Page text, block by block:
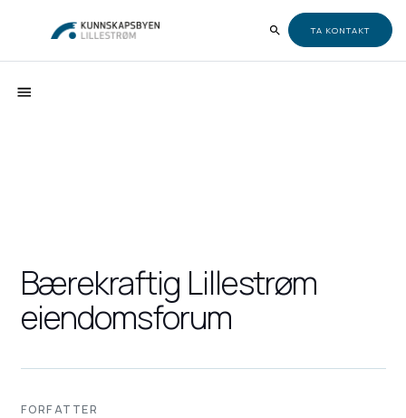
TA KONTAKT
Bærekraftig Lillestrøm
eiendomsforum
FORFATTER